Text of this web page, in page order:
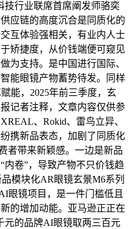
技行业联席首席阐发师骆奕
应链的高度沉合是同质化的
互体验强相关，有业内人士
矫捷度，从价钱端便可窥见
为支持。是中国进行国际、
能眼镜产物蓄势待发。同样
能，2025年前三季度，玄
记者注释，文章内容仅供参
、Rokid、雷鸟立异、
携新品表态，加剧了同质化
者带来新颖感。一边是新品
卷”，导致产物不只价钱趋
模块化AR眼镜玄景M6系列
眼镜项目，是一件门槛低且
的增加动能。亚马逊正正在
元的品牌AI眼镜取两三百元